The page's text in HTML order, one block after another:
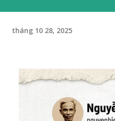
tháng 10 28, 2025